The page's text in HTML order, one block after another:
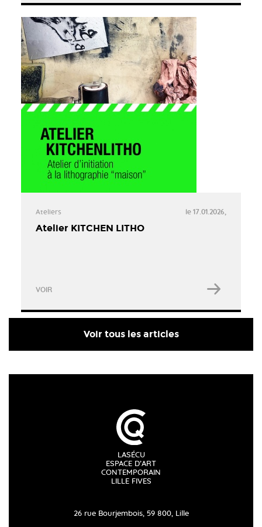
Ateliers le 17.01.2026,
Atelier KITCHEN LITHO
VOIR
Voir tous les articles
LASÉCU
ESPACE D’ART
CONTEMPORAIN
LILLE FIVES
26 rue Bourjembois, 59 800, Lille